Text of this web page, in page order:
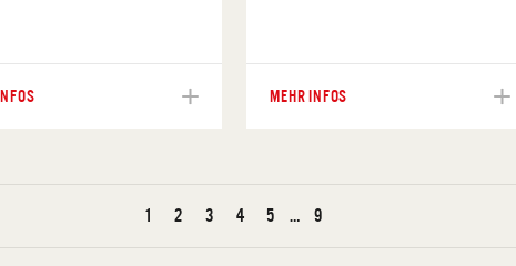
MEHR INFOS
1 2 3 4 5 … 9